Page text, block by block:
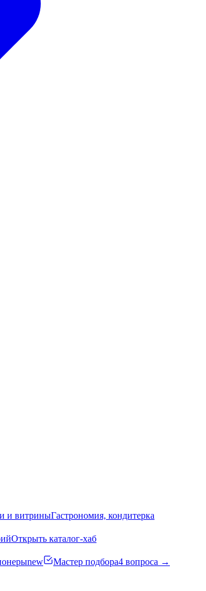
и витриныГастрономия, кондитерка
Открыть каталог-хаб
new Мастер подбора4 вопроса →